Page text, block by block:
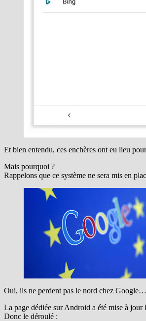
Et bien entendu, ces enchères ont eu lieu
Mais pourquoi ?
Rappelons que ce système ne sera mis en
Oui, ils ne perdent pas le nord chez Google…
La page dédiée sur Android a été mise à jour
Donc le déroulé :